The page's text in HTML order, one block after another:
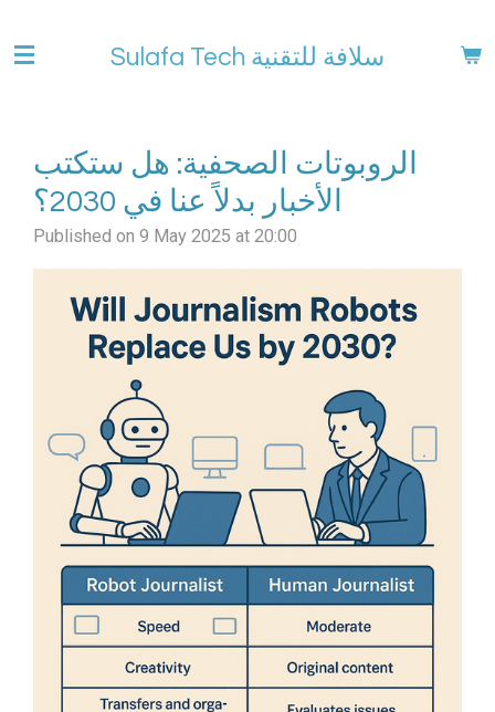
to
Sulafa Tech سلافة للتقنية
الروبوتات الصحفية: هل ستكتب
الأخبار بدلاً عنا في 2030؟
Published on 9 May 2025 at 20:00